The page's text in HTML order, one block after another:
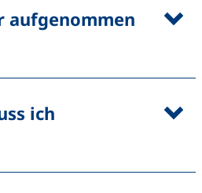
aufgenommen
ich